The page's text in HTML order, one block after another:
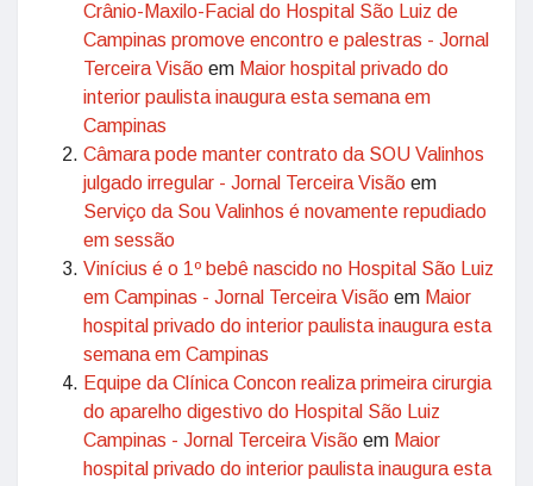
Crânio-Maxilo-Facial do Hospital São Luiz de
Campinas promove encontro e palestras - Jornal
Terceira Visão em Maior hospital privado do
interior paulista inaugura esta semana em
Campinas
Câmara pode manter contrato da SOU Valinhos
julgado irregular - Jornal Terceira Visão em
Serviço da Sou Valinhos é novamente repudiado
em sessão
Vinícius é o 1º bebê nascido no Hospital São Luiz
em Campinas - Jornal Terceira Visão em Maior
hospital privado do interior paulista inaugura esta
semana em Campinas
Equipe da Clínica Concon realiza primeira cirurgia
do aparelho digestivo do Hospital São Luiz
Campinas - Jornal Terceira Visão em Maior
hospital privado do interior paulista inaugura esta